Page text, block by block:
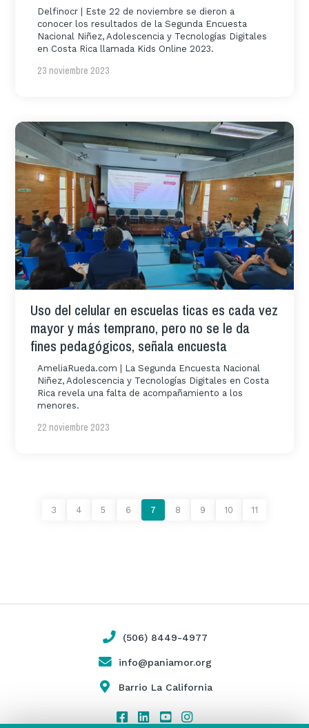
Delfinocr | Este 22 de noviembre se dieron a
conocer los resultados de la Segunda Encuesta
Nacional Niñez, Adolescencia y Tecnologías Digitales
en Costa Rica llamada Kids Online 2023.
23 noviembre 2023
Uso del celular en escuelas ticas es cada vez
mayor y más temprano, pero no se le da
fines pedagógicos, señala encuesta
AmeliaRueda.com | La Segunda Encuesta Nacional
Niñez, Adolescencia y Tecnologías Digitales en Costa
Rica revela una falta de acompañamiento a los
menores.
22 noviembre 2023
3 4 5 6 7 8 9 10 11
(506) 8449-4977
info@paniamor.org
Barrio La California